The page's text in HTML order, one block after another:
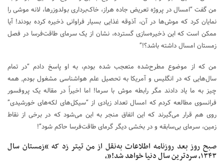
من گفت “امسال در پروژه تعریض جاده هراز، خاک‌برداری بولدوزرها، لانه موشی را
نمایان کرد که موش‌ها در آن، آذوقه غذایی بسیار فراوانی ذخیره کرده بودند! آیا
ممکن است که این ذخیره‌سازی گسترده، نشان از یک سرمای طاقت‌فرسا در فصل
زمستان امسال داشته باشد؟!”
من که از موضوع مطرح‌شده متعجب شده بودم، به او پاسخ دادم “در تمام
سال‌هایی که در انگلیس و آمریکا به تحصیل علم هواشناسی مشغول بودم, همه
چیز به ما یاد دادند مگر رابطه موش با سرما! اما اخیراً در مقاله یک پروفسور
فرانسوی مطالعه کردم که امسال تعداد زیادی از “سیکل‌های لکه‌های خورشیدی”
روی هم قرار می‌گیرند که این اتفاق منجر به این می‌شود که در برخی از نقاط
زمین، سرمای بی‌سابقه و در بخشی دیگر گرمای طاقت‌فرسا حاکم شود”!
صبح روز بعد روزنامه اطلاعات به‌نقل از من تیتر زد که “زمستان سال
۱۳۴۳, سردترین سال دنیا خواهد شد!”،